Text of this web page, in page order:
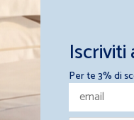
Per te 3% di